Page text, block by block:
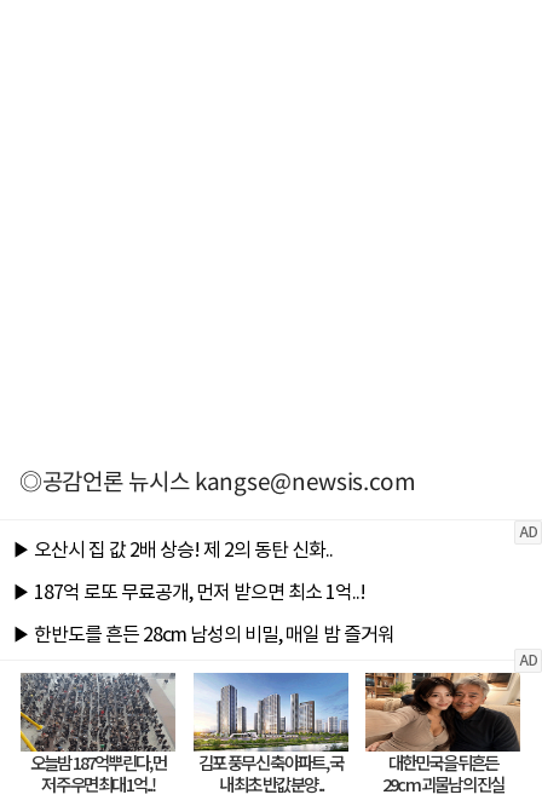
◎공감언론 뉴시스kangse@newsis.com